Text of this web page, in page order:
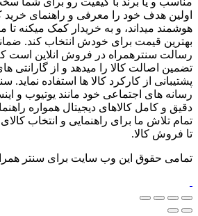
اولین هدف خود را معرفی و راهنمای خرید
هوشمند میداند، و به خریدار کمک میکنه تا
بهترین قیمت برای خودش انتخاب کند.
رسالت سنترهمراه در فروش انلاین است
تضمین اصالت کالا را میدهد و از گارانتی
پشتیبانی از کارکرد کالا ها استفاده نماید.
رسانه های اجتماعی خود مانند یوتیوب و
دقیق و کامل کالاهای دیجیتال همواره
تمام تلاش ما برای راهنمایی و انتخاب
تا فروش کالا.
تمامی حقوق این وب سایت برای سنتر